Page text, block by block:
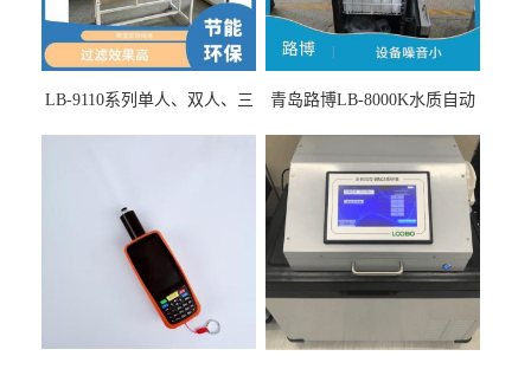
LB-9110系列单人、双人、三
青岛路博LB-8000K水质自动